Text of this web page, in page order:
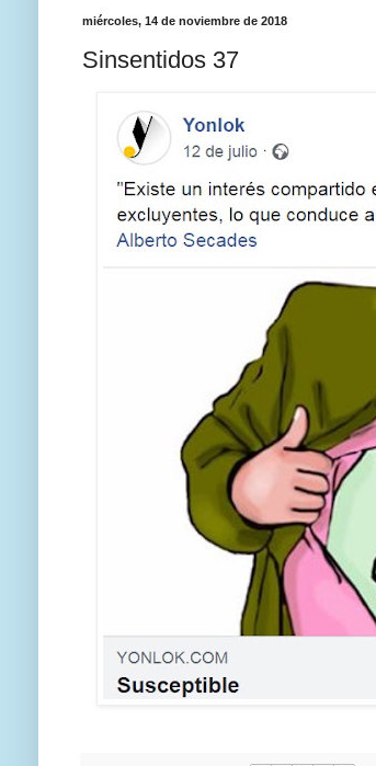
miércoles, 14 de noviembre de 2018
Sinsentidos 37